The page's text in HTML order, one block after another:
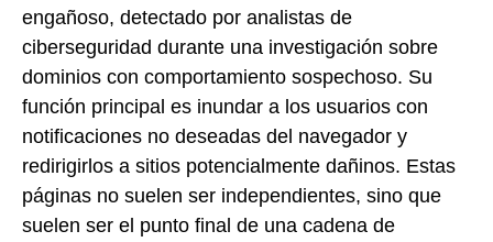
engañoso, detectado por analistas de
ciberseguridad durante una investigación sobre
dominios con comportamiento sospechoso. Su
función principal es inundar a los usuarios con
notificaciones no deseadas del navegador y
redirigirlos a sitios potencialmente dañinos. Estas
páginas no suelen ser independientes, sino que
suelen ser el punto final de una cadena de